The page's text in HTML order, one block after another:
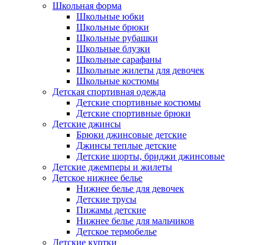
Школьная форма
Школьные юбки
Школьные брюки
Школьные рубашки
Школьные блузки
Школьные сарафаны
Школьные жилеты для девочек
Школьные костюмы
Детская спортивная одежда
Детские спортивные костюмы
Детские спортивные брюки
Детские джинсы
Брюки джинсовые детские
Джинсы теплые детские
Детские шорты, бриджи джинсовые
Детские джемперы и жилеты
Детское нижнее белье
Нижнее белье для девочек
Детские трусы
Пижамы детские
Нижнее белье для мальчиков
Детское термобелье
Детские куртки